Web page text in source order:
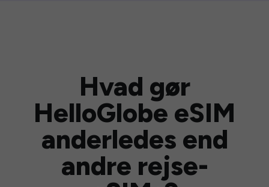
Hvad gør
HelloGlobe eSIM
anderledes end
andre rejse-